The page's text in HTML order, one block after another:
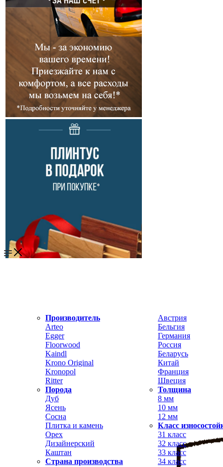
Производитель
Arteo
Egger
Floorwood
Kaindl
Krono Original
Kronopol
Ritter
Порода
Дуб
Ясень
Сосна
Плитка и камень
Орех
Дизайнерский
Каштан
Страна производства
Австрия
Бельгия
Германия
Россия
Беларусь
Китай
Франция
Швеция
Толщина
8 мм
10 мм
12 мм
Класс
31 класс
32 класс
33 класс
34 класс